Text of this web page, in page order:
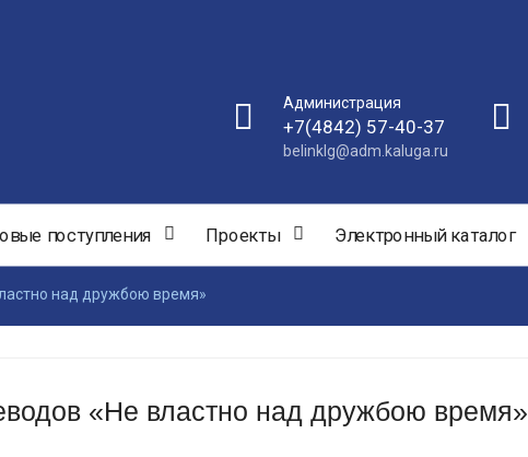
Администрация
+7(4842) 57-40-37
belinklg@adm.kaluga.ru
поступления Проекты Электронный каталог
над дружбою время»
«Не властно над дружбою время»